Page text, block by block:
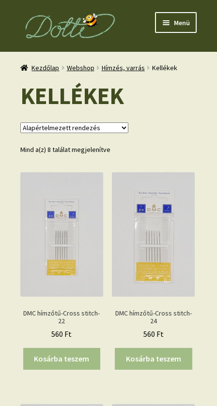
Ugrás
Kilépés
Menü
Kezdőlap Webshop Hímzés, varrás Kellékek
KELLÉKEK
Mind a(z) 8 találat megjelenítve
DMC hímzőtű-Cross stitch-
22
560 Ft
Kosárba teszem
DMC hímzőtű-Cross stitch-
24
560 Ft
Kosárba teszem